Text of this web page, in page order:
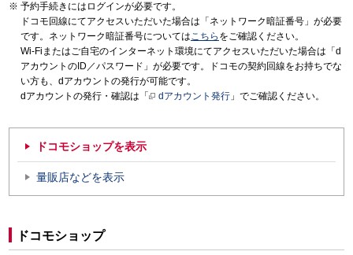
予約手続きにはログインが必要です。
ドコモ回線にてアクセスいただいた場合は「ネットワーク暗証番号」が必要
です。ネットワーク暗証番号についてはこちら をご確認ください。
Wi-Fiまたはご自宅のインターネット環境にてアクセスいただいた場合は「d
アカウントのID／パスワード」が必要です。ドコモの契約回線をお持ちでな
い方も、dアカウントの発行が可能です。
dアカウントの発行・確認は「
dアカウント発行 」でご確認ください。
ドコモショップを表示
量販店などを表示
ドコモショップ